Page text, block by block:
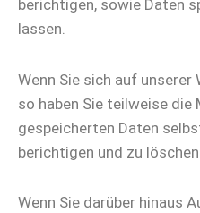
berichtigen, sowie Daten
lassen.
Wenn Sie sich auf
so haben Sie teilweise die
gespeicherten Daten
berichtigen und zu löschen.
Wenn Sie darüber hinaus